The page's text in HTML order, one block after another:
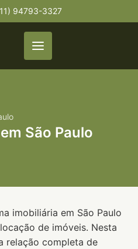
94793-3327
São Paulo
imobiliária em São Paulo
de imóveis. Nesta
relação completa de